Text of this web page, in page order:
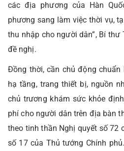
các địa phương của Hàn
phương sang làm việc thời vụ,
thu nhập cho người dân”, Bí thư
đề nghị.
Đồng thời, cần chủ động
hạ tầng, trang thiết bị, nguồn
chủ trương khám sức khỏe
phí cho người dân trên địa bàn
theo tinh thần Nghị quyết số 72
số 17 của Thủ tướng Chính